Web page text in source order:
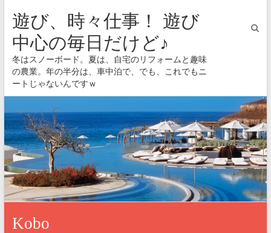
遊び、時々仕事！ 遊び
中心の毎日だけど♪
冬はスノーボード。夏は、自宅のリフォームと趣味
の農業。年の半分は、車中泊で、でも、これでもニ
ートじゃないんですｗ
Kobo